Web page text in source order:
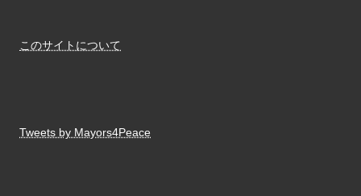
このサイトについて
Tweets by Mayors4Peace